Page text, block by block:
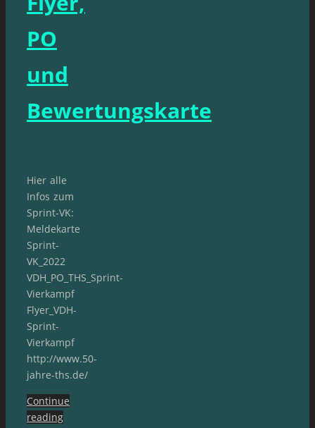
PO
und
Bewertungskarte
Hier alle
Infos zum
Sprint-VK:
Meldekarte
Sprint-
VK_2022
VDH_PO_THS_Sprint-
Vierkampf
Flyer_VDH-
Sprint-
Vierkampf
http://www.50-
jahre-ths.de/
Continue
reading